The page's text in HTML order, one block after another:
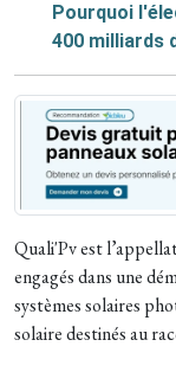
Pourquoi
400 milliards
Quali'Pv est
engagés dans une
systèmes solaires
solaire destinés au